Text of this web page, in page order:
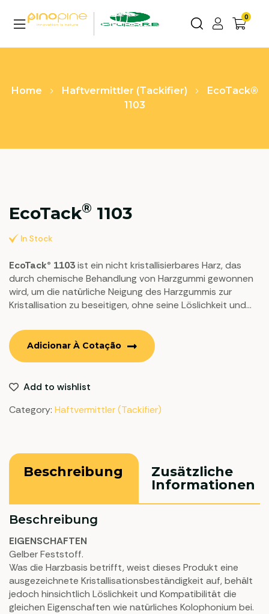
0
Home Haftvermittler (Tackifier)
EcoTack®
1103
EcoTack® 1103
In Stock
EcoTack® 1103ist ein nicht kristallisierbares Harz, das
durch chemische Behandlung von Harzgummi gewonnen
wird, um die natürliche Neigung des Harzgummis zur
Kristallisation zu beseitigen, ohne seine Löslichkeit und
Adicionar À Cotação
Add to wishlist
Category: Haftvermittler (Tackifier)
Beschreibung
Zusätzliche
Informationen
Beschreibung
EIGENSCHAFTEN
Gelber Feststoff.
Was die Harzbasis betrifft, weist dieses Produkt eine
ausgezeichnete Kristallisationsbeständigkeit auf, behält
jedoch hinsichtlich Löslichkeit und Kompatibilität die
gleichen Eigenschaften wie natürliches Kolophonium bei.